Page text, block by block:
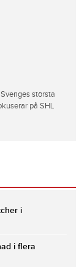
största
på SHL
i
i flera